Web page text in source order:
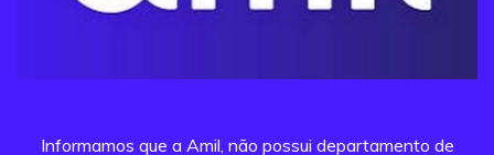
Informamos que a Amil, não possui departamento de